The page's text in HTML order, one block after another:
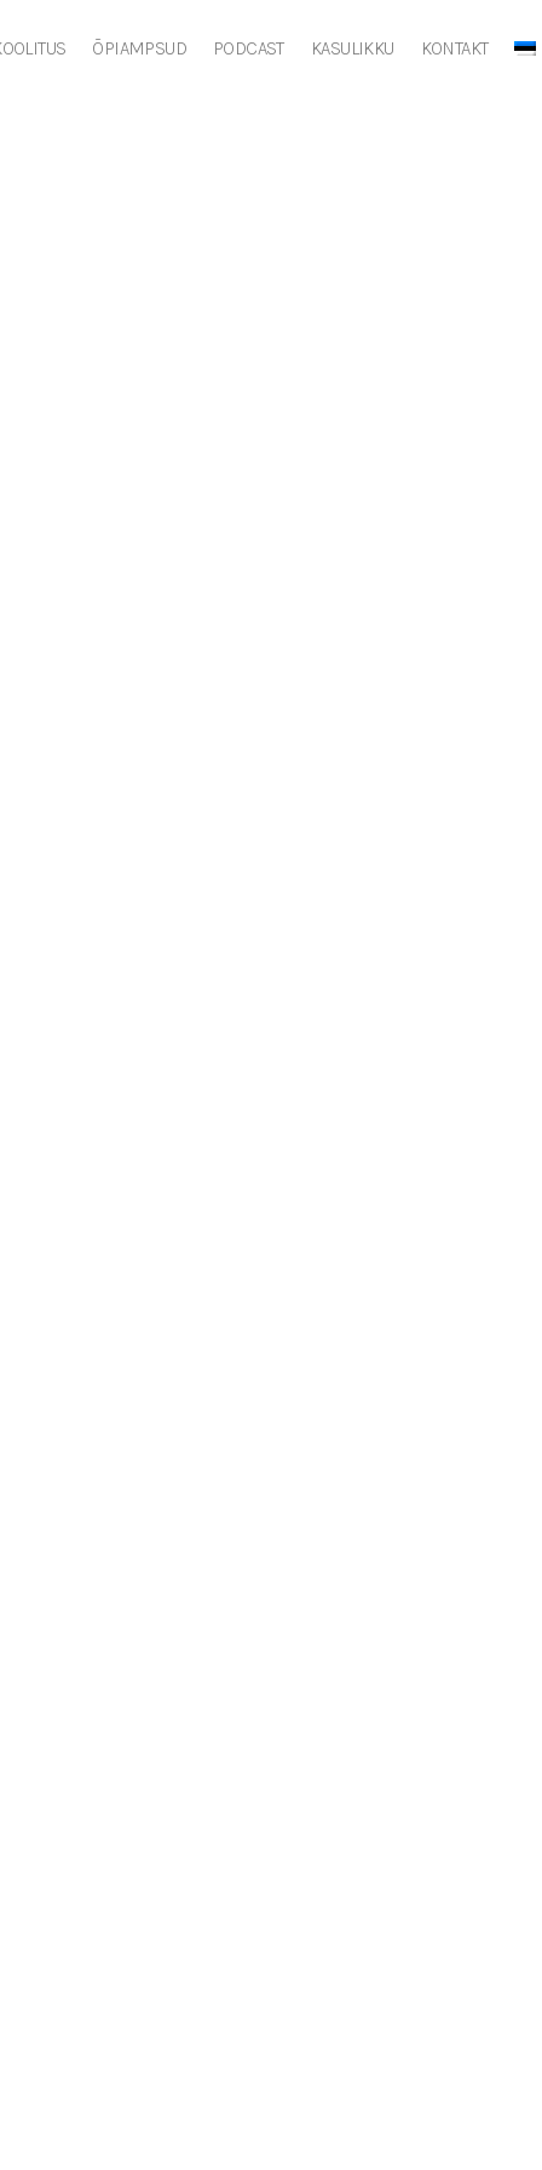
ÕPIAMPSUD PODCAST KASULIKKU KONTAKT